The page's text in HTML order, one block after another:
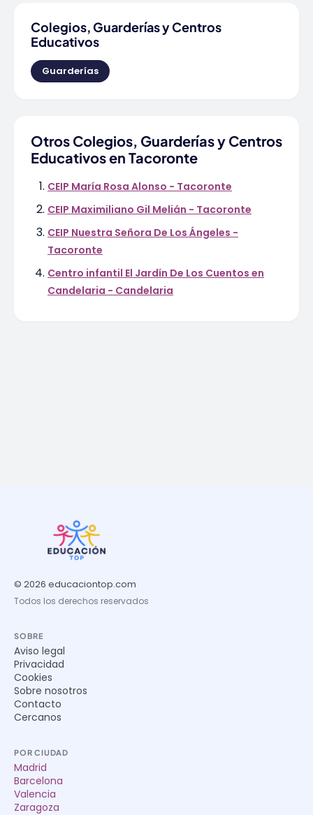
Colegios, Guarderías y Centros
Educativos
Guarderías
Otros Colegios, Guarderías y Centros
Educativos en Tacoronte
CEIP María Rosa Alonso - Tacoronte
CEIP Maximiliano Gil Melián - Tacoronte
CEIP Nuestra Señora De Los Ángeles -
Tacoronte
Centro infantil El Jardín De Los Cuentos en
Candelaria - Candelaria
© 2026 educaciontop.com
Todos los derechos reservados
SOBRE
Aviso legal
Privacidad
Cookies
Sobre nosotros
Contacto
Cercanos
POR CIUDAD
Madrid
Barcelona
Valencia
Zaragoza